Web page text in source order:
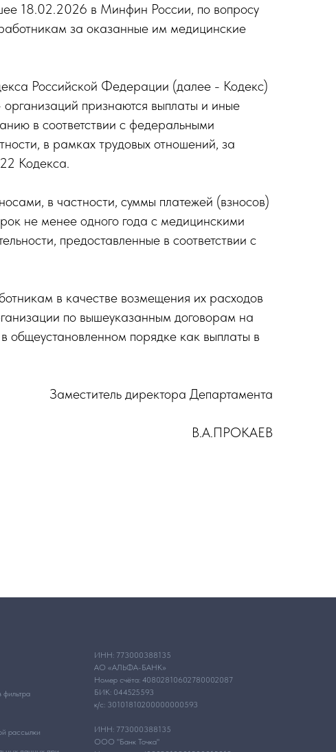
18.02.2026 в Минфин России, по вопросу
за оказанные им медицинские
Российской Федерации (далее - Кодекс)
организаций признаются выплаты и иные
в соответствии с федеральными
в рамках трудовых отношений, за
Кодекса.
в частности, суммы платежей (взносов)
не менее одного года с медицинскими
предоставленные в соответствии с
в качестве возмещения их расходов
по вышеуказанным договорам на
общеустановленном порядке как выплаты в
Заместитель директора Департамента
В.А.ПРОКАЕВ
фильтра
рассылки
ИНН: 773000388135
АО «АЛЬФА-БАНК»
Номер счёта: 40802810602780002087
БИК: 044525593
к/с: 30101810200000000593
ИНН: 773000388135
ООО "Банк Точка"